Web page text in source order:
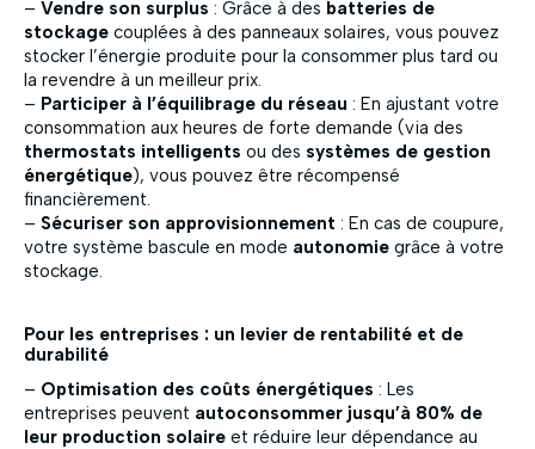
– Vendre son surplus : Grâce à des batteries de
stockage couplées à des panneaux solaires, vous pouvez
stocker l’énergie produite pour la consommer plus tard ou
la revendre à un meilleur prix.
– Participer à l’équilibrage du réseau : En ajustant votre
consommation aux heures de forte demande (via des
thermostats intelligents ou des systèmes de gestion
énergétique), vous pouvez être récompensé
financièrement.
– Sécuriser son approvisionnement : En cas de coupure,
votre système bascule en mode autonomie grâce à votre
stockage.
Pour les entreprises : un levier de rentabilité et de
durabilité
– Optimisation des coûts énergétiques : Les
entreprises peuvent autoconsommer jusqu’à 80% de
leur production solaire et réduire leur dépendance au